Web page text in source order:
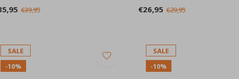
€39,95
€26,95 €29,95
SALE
-10%
SALE
-10%